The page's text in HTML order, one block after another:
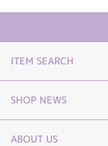
ITEM SEARCH
婚約指輪
結婚指輪
SHOP NEWS
プロポーズストーリームー
ABOUT US